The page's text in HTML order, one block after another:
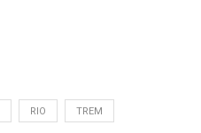
RIO TREM